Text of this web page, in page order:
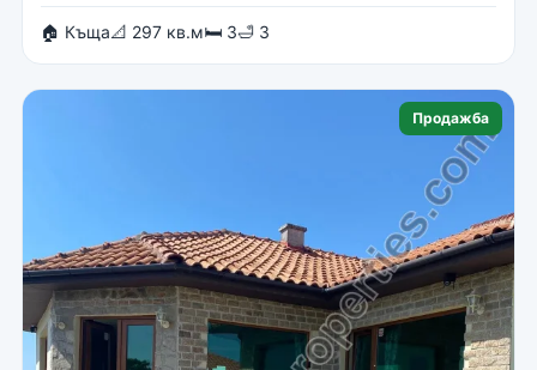
🏠 Къща📐 297 кв.м🛏 3🛁 3
Продажба